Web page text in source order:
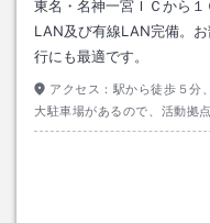
東名・名神一宮ＩＣから
LAN及び有線LAN完備。
行にも最適です。
アクセス： 駅から徒歩５分
大駐車場があるので、活動拠